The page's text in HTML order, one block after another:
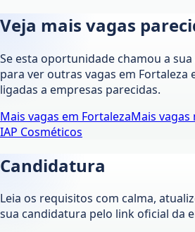
Veja mais vagas
Se esta oportunidade chamou a
para ver outras vagas em Fortaleza
ligadas a empresas parecidas.
Mais vagas em FortalezaMais vagas
IAP Cosméticos
Candidatura
Leia os requisitos com calma,
sua candidatura pelo link oficial da